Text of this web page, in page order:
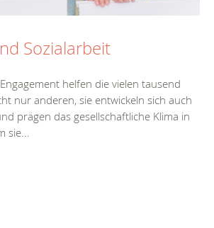
Sozialarbeit
helfen die vielen tausend
nur anderen, sie entwickeln sich auch
prägen das gesellschaftliche Klima in